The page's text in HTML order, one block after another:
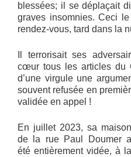
blessées; il se déplaçait
graves insomnies. Ceci
rendez-vous, tard dans la
Il terrorisait ses
cœur tous les articles du
d’une virgule une
souvent refusée en
validée en appel !
En juillet 2023, sa maison
de la rue Paul Doumer a
été entièrement vidée, à la